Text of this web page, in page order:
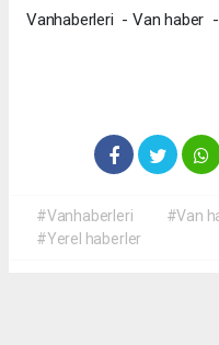
Vanhaberleri - Van haber
#Vanhaberleri #Van
#Yerel haberler